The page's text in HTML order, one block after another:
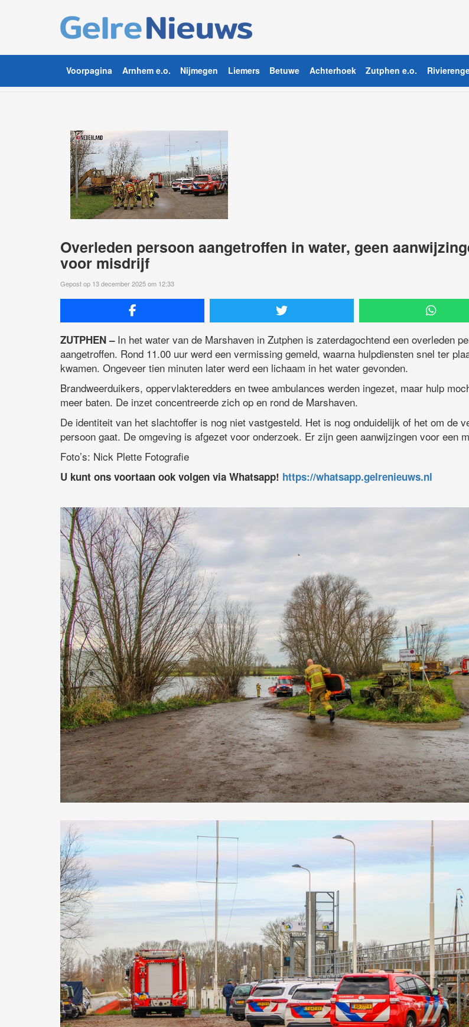
Voorpagina Arnhem e.o. Nijmegen Liemers Betuwe Achterhoek Zutphen e.o.
Overleden persoon aangetroffen in water, geen
voor misdrijf
Gepost op 13 december 2025 om 12:33
ZUTPHEN –In het water van de Marshaven in Zutphen is zaterdagochtend een overleden
aangetroffen. Rond 11.00 uur werd een vermissing gemeld, waarna hulpdiensten snel ter
kwamen. Ongeveer tien minuten later werd een lichaam in het water gevonden.
Brandweerduikers, oppervlakteredders en twee ambulances werden ingezet, maar hulp
meer baten. De inzet concentreerde zich op en rond de Marshaven.
De identiteit van het slachtoffer is nog niet vastgesteld. Het is nog onduidelijk of het om de
persoon gaat. De omgeving is afgezet voor onderzoek. Er zijn geen aanwijzingen voor een
Foto’s: Nick Plette Fotografie
U kunt ons voortaan ook volgen via Whatsapp! https://whatsapp.gelrenieuws.nl